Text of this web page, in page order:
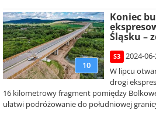
10
Koniec
Śląsku –
S3
2024-
W lipcu
drogi
16 kilometrowy fragment pomiędzy
ułatwi podróżowanie do południowej